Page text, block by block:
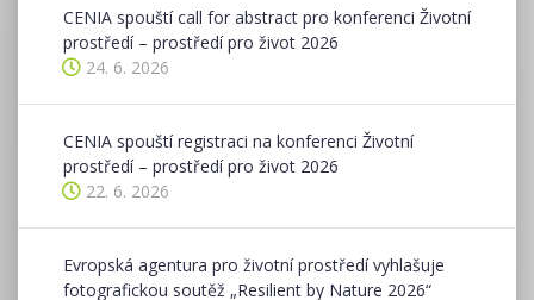
CENIA spouští call for abstract pro konferenci Životní
prostředí – prostředí pro život 2026
24. 6. 2026
CENIA spouští registraci na konferenci Životní
prostředí – prostředí pro život 2026
22. 6. 2026
Evropská agentura pro životní prostředí vyhlašuje
fotografickou soutěž „Resilient by Nature 2026“